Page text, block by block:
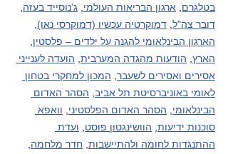
בטלגרם
ארגון הבריאות העולמי ג’נוסייד בעזה
דובר צה"ל דמוקרטיה עכשיו (דמוקרסי נאו)
הארגון הבינלאומי להגנה על ילדים – פלסטין
הארץ הודעות מהגדה המערבית הועדה לענייני
אסירים ואסירים לשעבר המכון למחקרי בטחון
לאומי באוניברסיטת תל אביב הסהר האדום
הבינלאומי
הסהר האדום הפלסטיני
וואפא
סוכנות ידיעות הוושינגטון פוסט
ועדת
ההתנגדות לחומה ולהתיישבות חדר מלחמה